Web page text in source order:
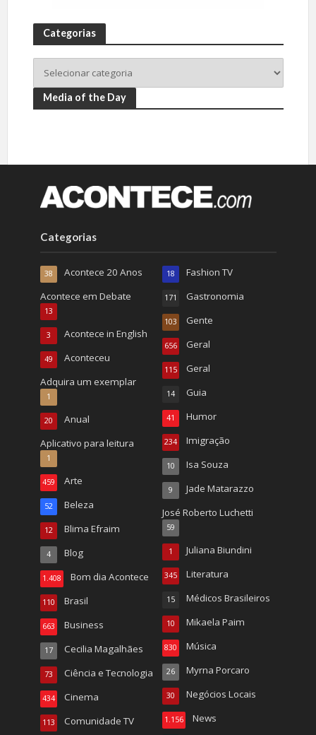
Categorias
Media of the Day
Categorias
Acontece 20 Anos
38
Acontece em Debate
13
Acontece in English
3
Aconteceu
49
Adquira um exemplar
1
Anual
20
Aplicativo para leitura
1
Arte
459
Beleza
52
Blima Efraim
12
Blog
4
Bom dia Acontece
1.408
Brasil
110
Business
663
Cecilia Magalhães
17
Ciência e Tecnologia
73
Cinema
434
Comunidade TV
113
Fashion TV
18
Gastronomia
171
Gente
103
Geral
656
Geral
115
Guia
14
Humor
41
Imigração
234
Isa Souza
10
Jade Matarazzo
9
José Roberto Luchetti
59
Juliana Biundini
1
Literatura
345
Médicos Brasileiros
15
Mikaela Paim
10
Música
830
Myrna Porcaro
26
Negócios Locais
30
News
1.156